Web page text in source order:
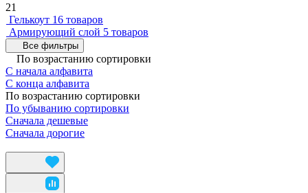
21
Гелькоут 16 товаров
Армирующий слой 5 товаров
Все фильтры
По возрастанию сортировки
С начала алфавита
С конца алфавита
По возрастанию сортировки
По убыванию сортировки
Сначала дешевые
Сначала дорогие